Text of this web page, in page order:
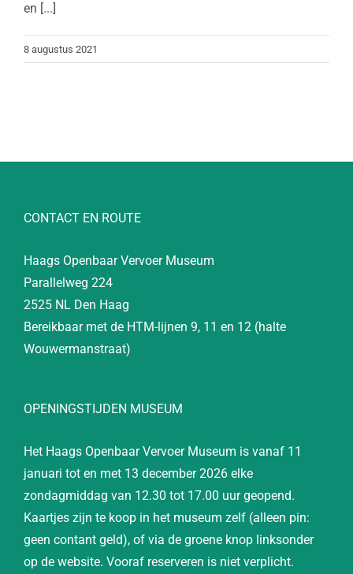
en [...]
8 augustus 2021
CONTACT EN ROUTE
Haags Openbaar Vervoer Museum
Parallelweg 224
2525 NL Den Haag
Bereikbaar met de HTM-lijnen 9, 11 en 12 (halte
Wouwermanstraat)
OPENINGSTIJDEN MUSEUM
Het Haags Openbaar Vervoer Museum is vanaf 11
januari tot en met 13 december 2026 elke
zondagmiddag van 12.30 tot 17.00 uur geopend.
Kaartjes zijn te koop in het museum zelf (alleen pin:
geen contant geld), of via de groene knop linksonder
op de website. Vooraf reserveren is niet verplicht.